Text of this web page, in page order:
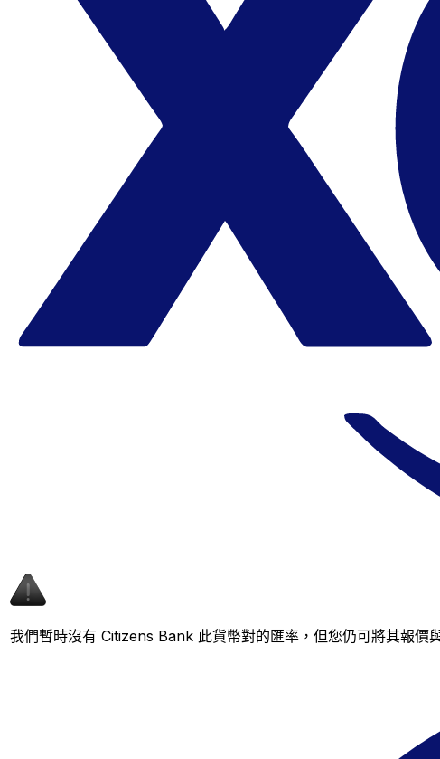
我們暫時沒有 Citizens Bank 此貨幣對的匯率，但您仍可將其報價